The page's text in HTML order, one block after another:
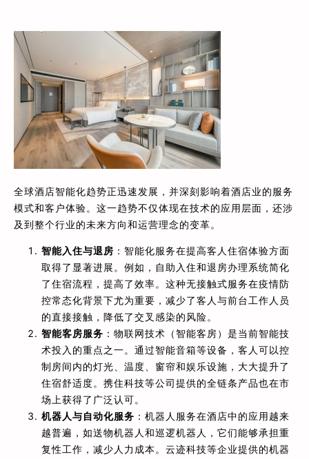
全球酒店智能化趋势正迅速发展，并深刻影响着酒店业的服务
模式和客户体验。这一趋势不仅体现在技术的应用层面，还涉
及到整个行业的未来方向和运营理念的变革。
智能入住与退房 ：智能化服务在提高客人住宿体验方面
取得了显著进展。例如，自助入住和退房办理系统简化
了住宿流程，提高了效率。这种无接触式服务在疫情防
控常态化背景下尤为重要，减少了客人与前台工作人员
的直接接触，降低了交叉感染的风险。
智能客房服务 ：物联网技术（智能客房）是当前智能技
术投入的重点之一。通过智能音箱等设备，客人可以控
制房间内的灯光、温度、窗帘和娱乐设施，大大提升了
住宿舒适度。携住科技等公司提供的全链条产品也在市
场上获得了广泛认可。
机器人与自动化服务 ：机器人服务在酒店中的应用越来
越普遍，如送物机器人和巡逻机器人，它们能够承担重
复性工作，减少人力成本。云迹科技等企业提供的机器